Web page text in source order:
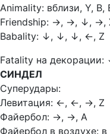
Animality: вблизи, Y, В,
Friendship: →, →, ↓, →,
Babality: ↓, ↓, ↓, ←, Z
Fatality на декорации:
СИНДЕЛ
Суперудары:
Левитация: ←, ←, →, Z
Файербол: →, →, A
Файербол в воздухе: